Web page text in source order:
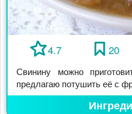
4.7 20
Свинину можно
предлагаю потушить её с